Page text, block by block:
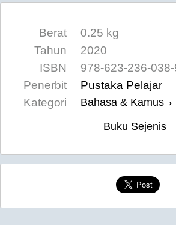
Berat
0.25 kg
Tahun
2020
ISBN
978-623-236-038-
Penerbit
Pustaka Pelajar
Kategori
Bahasa & Kamus ›
Buku Sejenis